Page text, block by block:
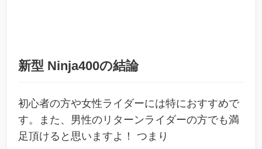
新型 Ninja400の結論
初心者の方や女性ライダーには特におすすめで
す。また、男性のリターンライダーの方でも満
足頂けると思いますよ！ つまり